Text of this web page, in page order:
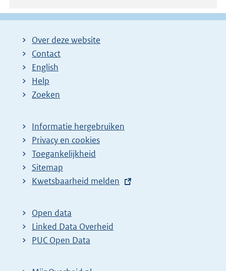
Over deze website
Contact
English
Help
Zoeken
Informatie hergebruiken
Privacy en cookies
Toegankelijkheid
Sitemap
E
t
e
r
Kwetsbaarheid melden
Open data
Linked Data Overheid
PUC Open Data